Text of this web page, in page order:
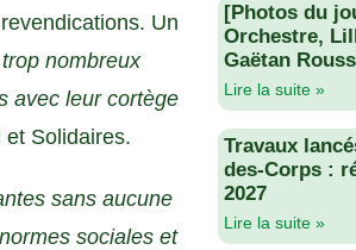
Un
nombreux
avec leur cortège
et Solidaires.
sans aucune
sociales et
[Photos du
Orchestre,
Gaëtan
Lire la suite »
Travaux
des-Corps :
2027
Lire la suite »